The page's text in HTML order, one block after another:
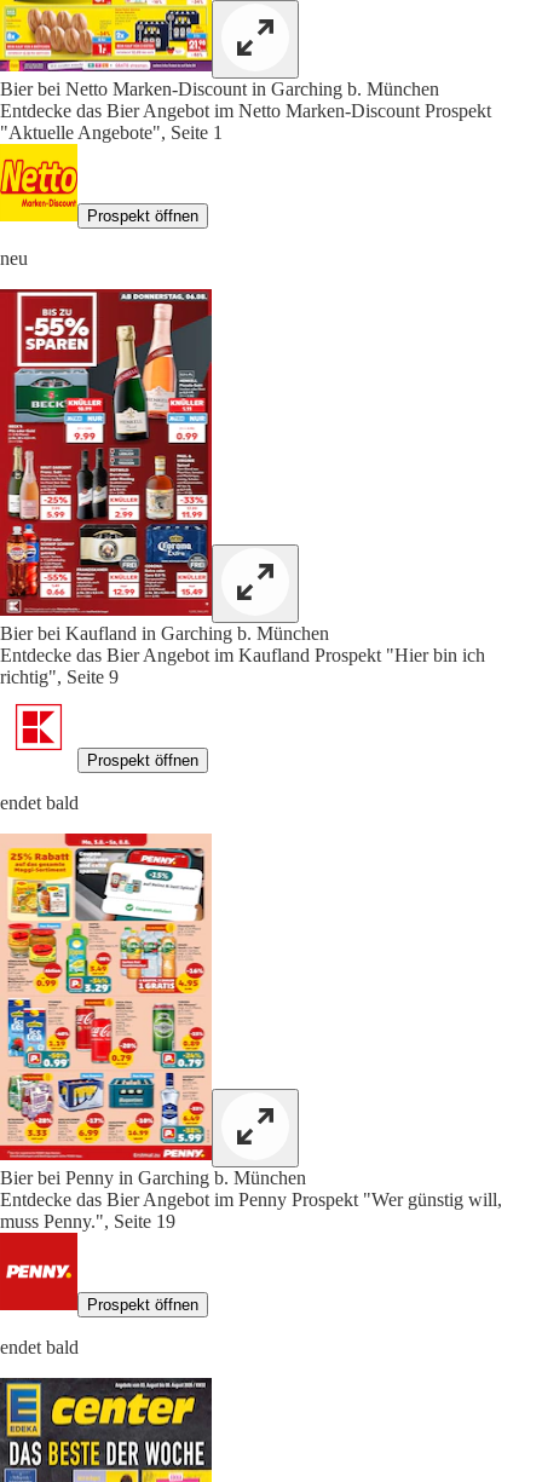
Bier bei Netto Marken-Discount in Garching b. München
Entdecke das Bier Angebot im Netto Marken-Discount Prospekt
"Aktuelle Angebote", Seite 1
Prospekt öffnen
neu
Bier bei Kaufland in Garching b. München
Entdecke das Bier Angebot im Kaufland Prospekt "Hier bin ich
richtig", Seite 9
Prospekt öffnen
endet bald
Bier bei Penny in Garching b. München
Entdecke das Bier Angebot im Penny Prospekt "Wer günstig will,
muss Penny.", Seite 19
Prospekt öffnen
endet bald